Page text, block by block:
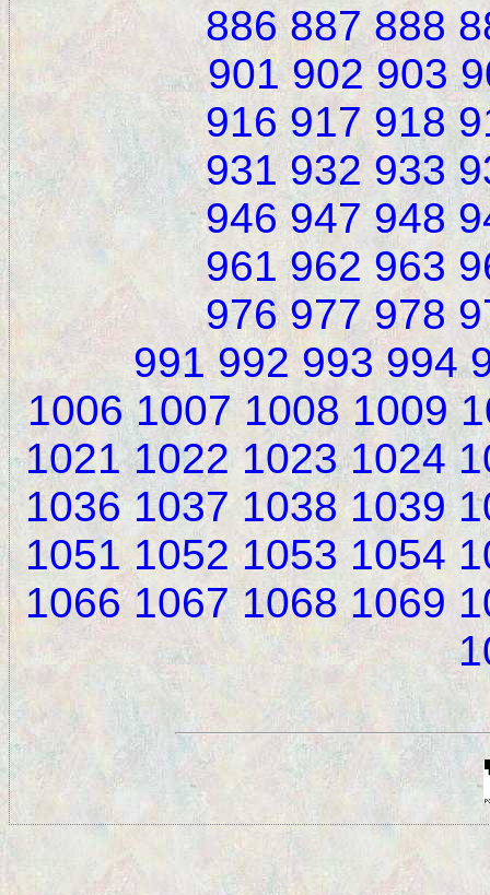
886 887 888
901 902 903
916 917 918
931 932 933
946 947 948
961 962 963
976 977 978
991 992 993 994
1006 1007 1008 1009
1021 1022 1023 1024
1036 1037 1038 1039
1051 1052 1053 1054
1066 1067 1068 1069